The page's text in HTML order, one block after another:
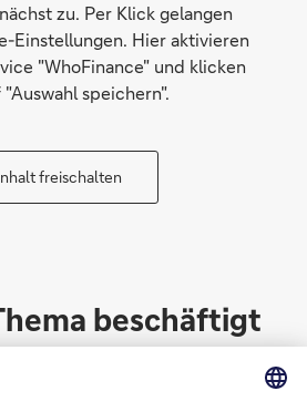
zu. Per Klick gelangen
Einstellungen. Hier aktivieren
"WhoFinance" und klicken
speichern".
freischalten
beschäftigt
Sie?